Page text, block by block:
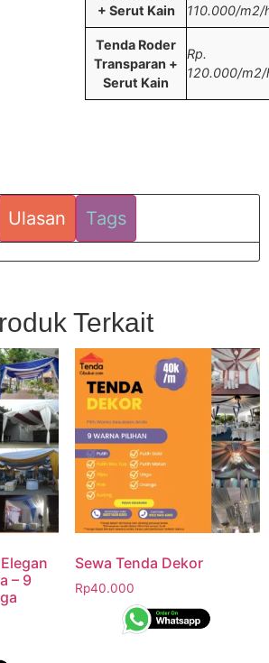
+ Serut Kain
110.000/m2/
Tenda Roder
Transparan +
Serut Kain
Rp.
120.000/m2/
Ulasan Tags
Terkait
– 9
Sewa Tenda Dekor
Rp40.000